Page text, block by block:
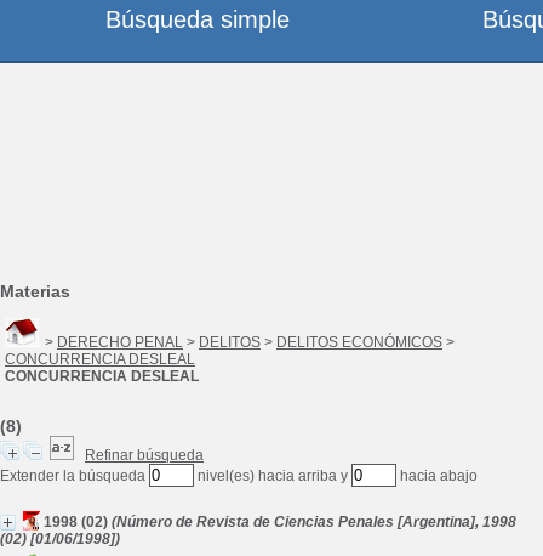
Materias
> DERECHO PENAL > DELITOS > DELITOS ECONÓMICOS >
CONCURRENCIA DESLEAL
CONCURRENCIA DESLEAL
(8)
Refinar búsqueda
Extender la búsqueda
nivel(es) hacia arriba y hacia abajo
1998 (02) (Número de Revista de Ciencias Penales [Argentina], 1998
(02) [01/06/1998])
Búsqueda simple